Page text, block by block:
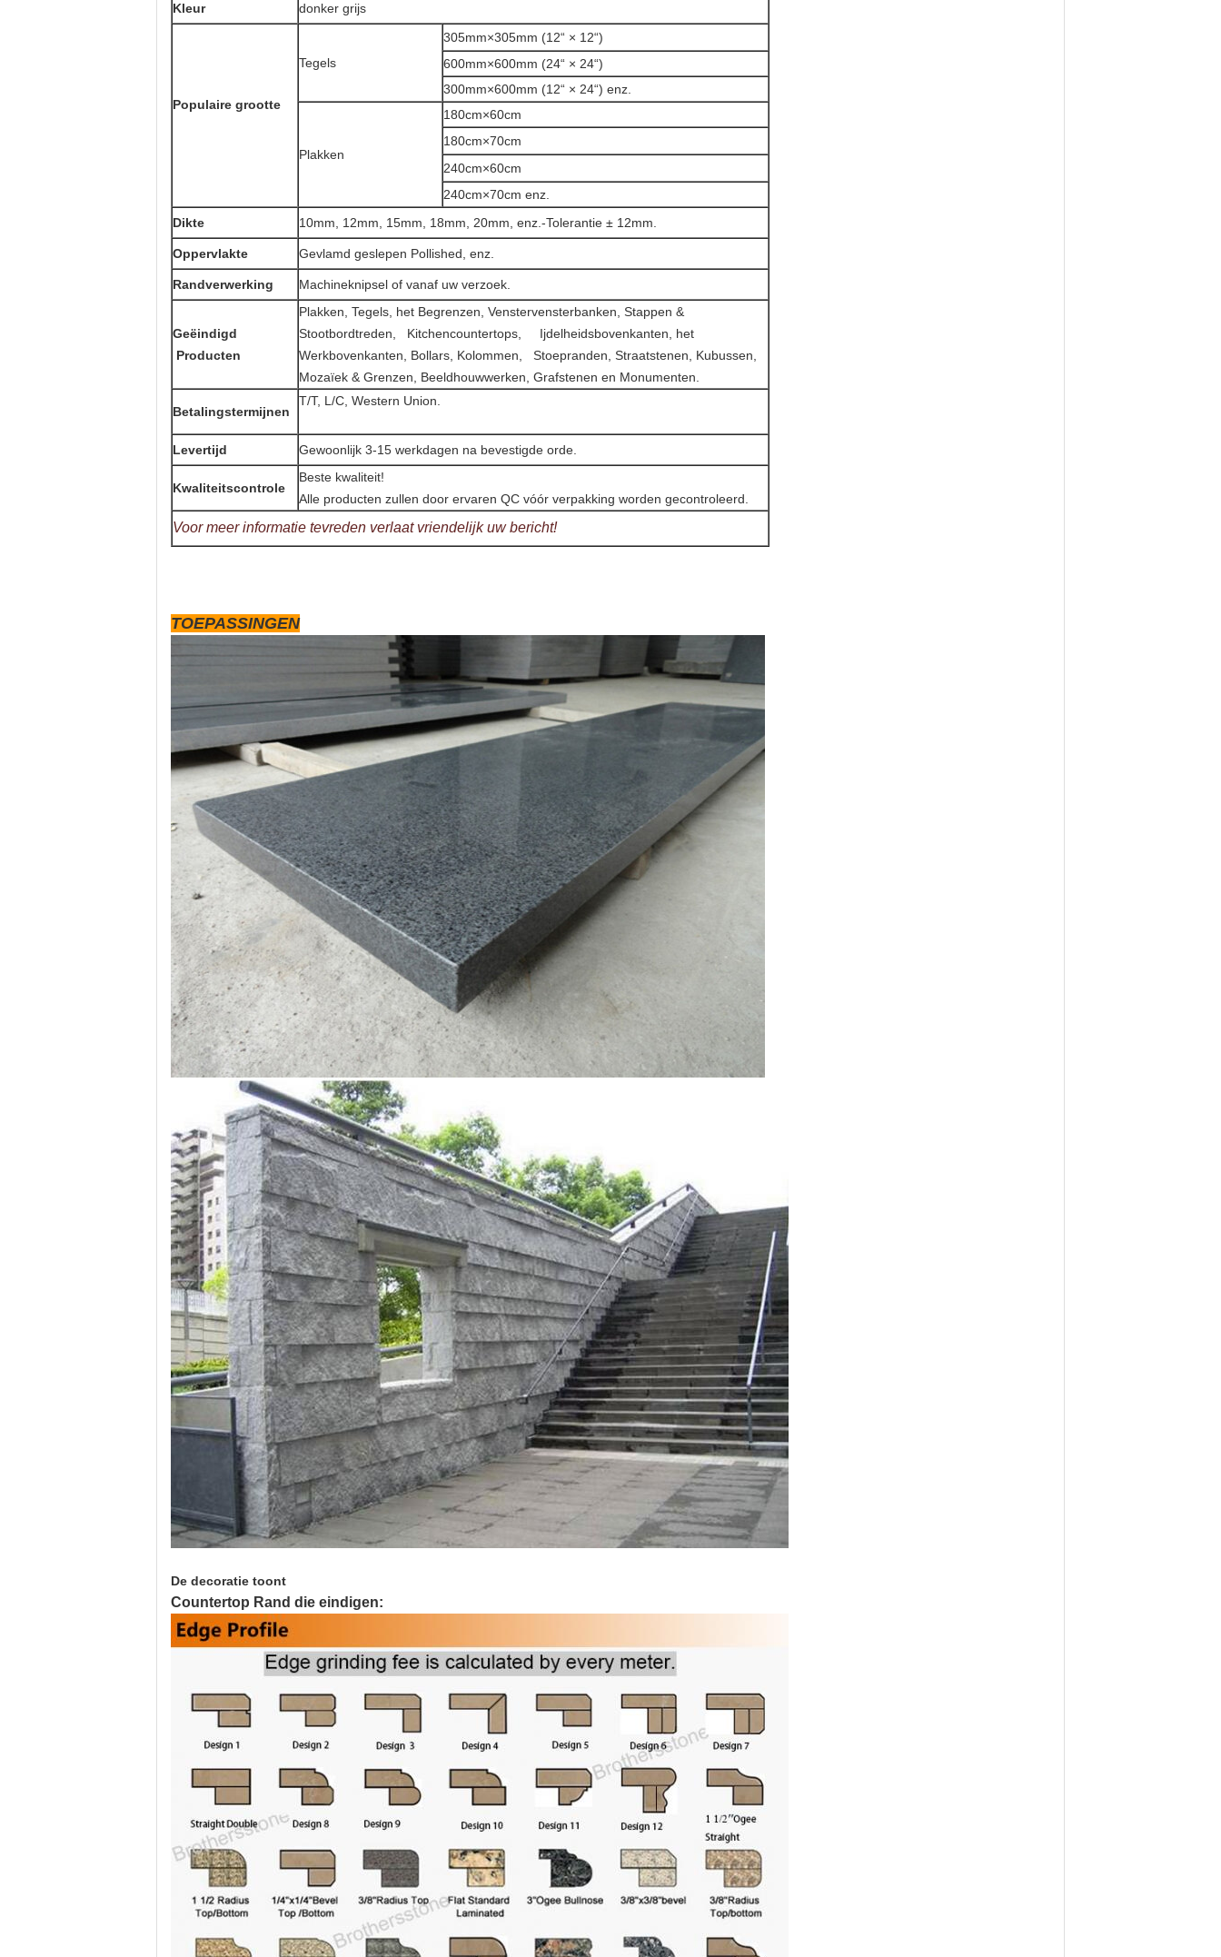
Kleur donker grijs
Populaire grootte
Tegels
305mm×305mm (12“ × 12“)
600mm×600mm (24“ × 24“)
300mm×600mm (12“ × 24“) enz.
Plakken
180cm×60cm
180cm×70cm
240cm×60cm
240cm×70cm enz.
Dikte
10mm, 12mm, 15mm, 18mm, 20mm, enz.-Tolerantie ± 12mm.
Oppervlakte Gevlamd geslepen Pollished, enz.
Randverwerking Machineknipsel of vanaf uw verzoek.
Geëindigd
Producten
Plakken, Tegels, het Begrenzen, Venstervensterbanken, Stappen &
Stootbordtreden, Kitchencountertops, Ijdelheidsbovenkanten, het
Werkbovenkanten, Bollars, Kolommen, Stoepranden, Straatstenen, Kubussen,
Mozaïek & Grenzen, Beeldhouwwerken, Grafstenen en Monumenten.
Betalingstermijnen
T/T, L/C, Western Union.
Levertijd Gewoonlijk 3-15 werkdagen na bevestigde orde.
Kwaliteitscontrole
Beste kwaliteit!
Alle producten zullen door ervaren QC vóór verpakking worden gecontroleerd.
Voor meer informatie tevreden verlaat vriendelijk uw bericht!
TOEPASSINGEN
De decoratie toont
Countertop Rand die eindigen: